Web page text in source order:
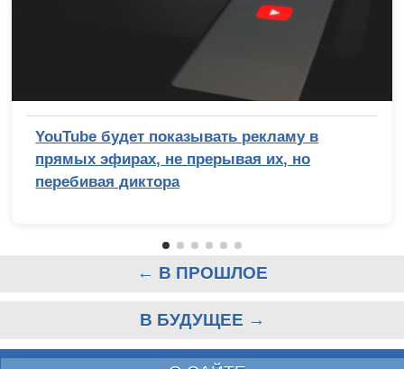
YouTube будет показывать рекламу в
прямых эфирах, не прерывая их, но
перебивая диктора
← В ПРОШЛОЕ
В БУДУЩЕЕ →